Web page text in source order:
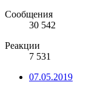
Сообщения
30 542
Реакции
7 531
07.05.2019